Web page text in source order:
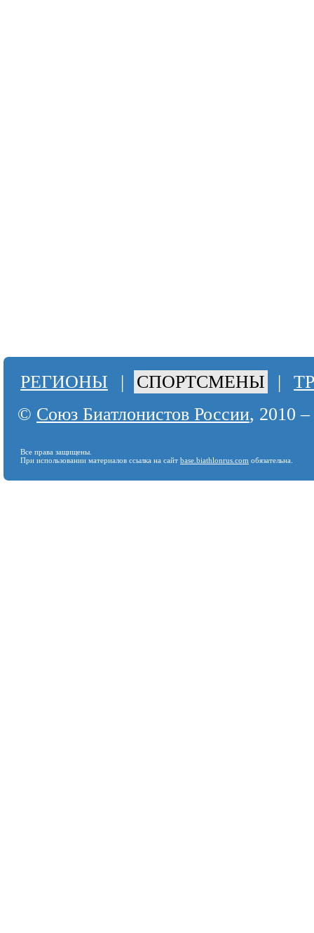
РЕГИОНЫ | СПОРТСМЕНЫ |
© Союз Биатлонистов России, 2010
Все права защищены.
При использовании материалов ссылка на сайт base.biathlonrus.com обязательна.